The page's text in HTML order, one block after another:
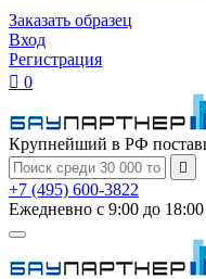
Заказать образец
Вход
Регистрация
 0
Крупнейший в РФ

+7 (495) 600-3822
Ежедневно с 9:00 до 18:00